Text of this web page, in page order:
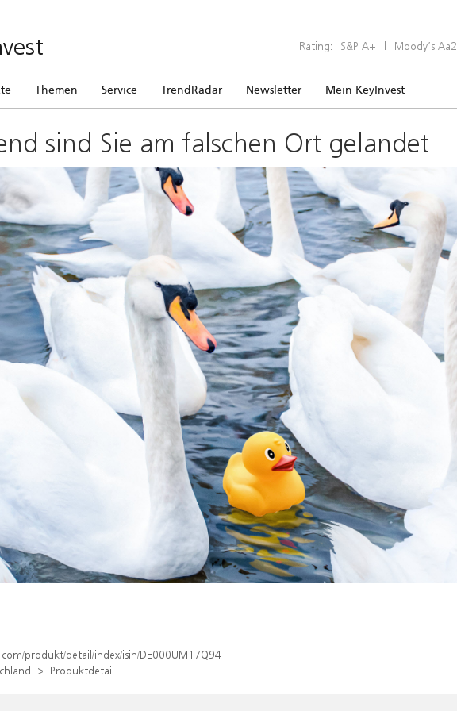
Rating: S&P A+ | Moody’s Aa2
Themen Service TrendRadar Newsletter Mein KeyInvest
sind Sie am falschen Ort gelandet
produkt/detail/index/isin/DE000UM17Q94
Produktdetail